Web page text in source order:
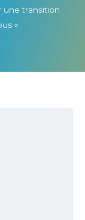
une transition
»